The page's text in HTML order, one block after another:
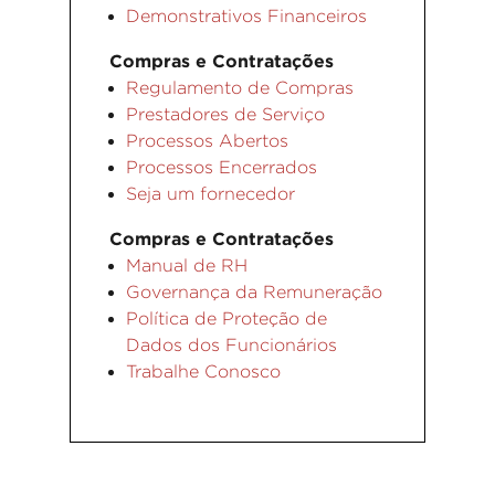
Demonstrativos Financeiros
Compras e Contratações
Regulamento de Compras
Prestadores de Serviço
Processos Abertos
Processos Encerrados
Seja um fornecedor
Compras e Contratações
Manual de RH
Governança da Remuneração
Política de Proteção de
Dados dos Funcionários
Trabalhe Conosco